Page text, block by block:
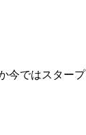
今ではスタープ